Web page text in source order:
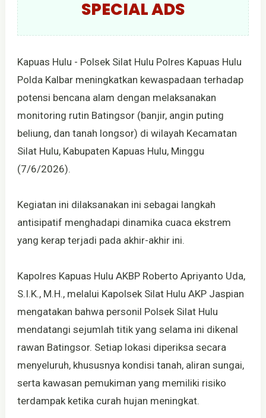
SPECIAL ADS
Kapuas Hulu - Polsek Silat Hulu Polres Kapuas Hulu
Polda Kalbar meningkatkan kewaspadaan terhadap
potensi bencana alam dengan melaksanakan
monitoring rutin Batingsor (banjir, angin puting
beliung, dan tanah longsor) di wilayah Kecamatan
Silat Hulu, Kabupaten Kapuas Hulu, Minggu
(7/6/2026).
Kegiatan ini dilaksanakan ini sebagai langkah
antisipatif menghadapi dinamika cuaca ekstrem
yang kerap terjadi pada akhir-akhir ini.
Kapolres Kapuas Hulu AKBP Roberto Apriyanto Uda,
S.I.K., M.H., melalui Kapolsek Silat Hulu AKP Jaspian
mengatakan bahwa personil Polsek Silat Hulu
mendatangi sejumlah titik yang selama ini dikenal
rawan Batingsor. Setiap lokasi diperiksa secara
menyeluruh, khususnya kondisi tanah, aliran sungai,
serta kawasan pemukiman yang memiliki risiko
terdampak ketika curah hujan meningkat.